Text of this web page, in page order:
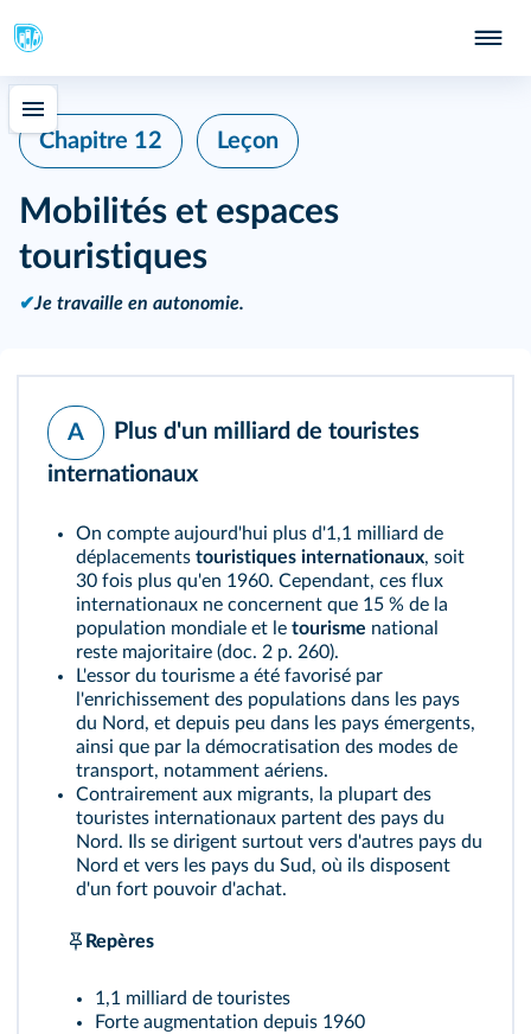
Chapitre 12 Leçon
Mobilités et espaces
touristiques
✔Je travaille en autonomie.
A
Plus d'un milliard de touristes
internationaux
On compte aujourd'hui plus d'1,1 milliard de
déplacements touristiques internationaux, soit
30 fois plus qu'en 1960. Cependant, ces flux
internationaux ne concernent que 15 % de la
population mondiale et le tourisme national
reste majoritaire (doc. 2 p. 260).
L'essor du tourisme a été favorisé par
l'enrichissement des populations dans les pays
du Nord, et depuis peu dans les pays émergents,
ainsi que par la démocratisation des modes de
transport, notamment aériens.
Contrairement aux migrants, la plupart des
touristes internationaux partent des pays du
Nord. Ils se dirigent surtout vers d'autres pays du
Nord et vers les pays du Sud, où ils disposent
d'un fort pouvoir d'achat.
Repères
1,1 milliard de touristes
Forte augmentation depuis 1960